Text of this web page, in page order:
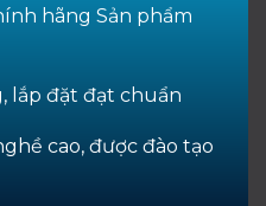
hãng Sản phẩm
lắp đặt đạt chuẩn
cao, được đào tạo